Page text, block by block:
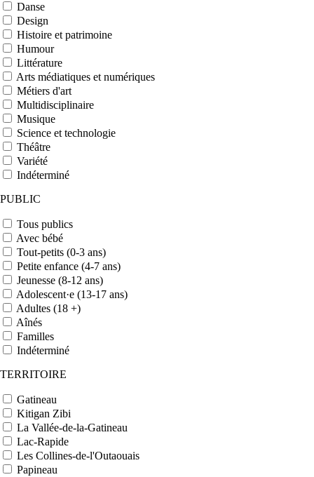
Danse
Design
Histoire et patrimoine
Humour
Littérature
Arts médiatiques et numériques
Métiers d'art
Multidisciplinaire
Musique
Science et technologie
Théâtre
Variété
Indéterminé
PUBLIC
Tous publics
Avec bébé
Tout-petits (0-3 ans)
Petite enfance (4-7 ans)
Jeunesse (8-12 ans)
Adolescent·e (13-17 ans)
Adultes (18 +)
Aînés
Familles
Indéterminé
TERRITOIRE
Gatineau
Kitigan Zibi
La Vallée-de-la-Gatineau
Lac-Rapide
Les Collines-de-l'Outaouais
Papineau